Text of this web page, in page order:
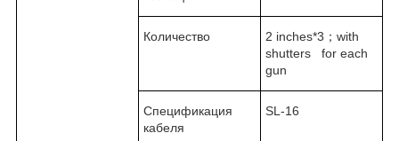
Количество
2 inches*3；with
shutters for each
gun
Спецификация
кабеля
SL-16